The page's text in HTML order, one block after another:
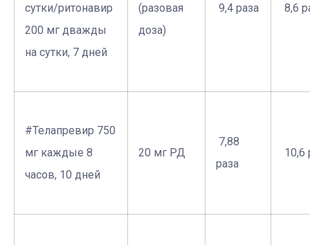
сутки/ритонавир
200 мг дважды
на сутки, 7 дней
(разовая
доза)
­ 9,4 раза 8,6
#Телапревир 750
мг каждые 8
часов, 10 дней
20 мг РД
­ 7,88
раза
10,6